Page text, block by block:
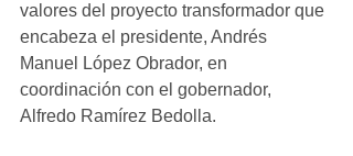
valores del proyecto transformador que
encabeza el presidente, Andrés
Manuel López Obrador, en
coordinación con el gobernador,
Alfredo Ramírez Bedolla.